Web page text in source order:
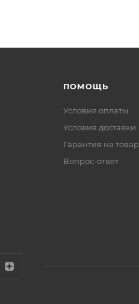
ПОМОЩЬ
Условия оплаты
Условия доставки
Гарантия на товар
Вопрос-ответ